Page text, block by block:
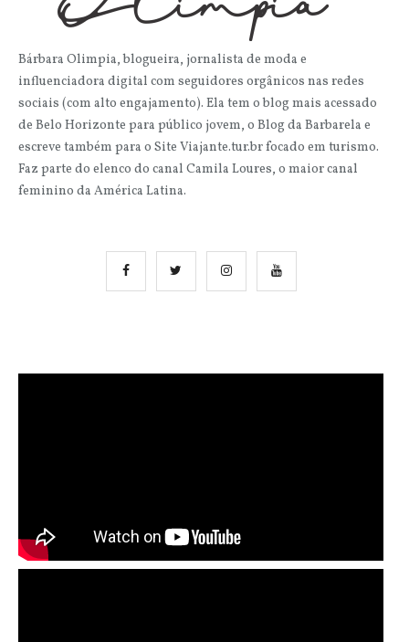
Bárbara Olimpia, blogueira, jornalista de moda e
influenciadora digital com seguidores orgânicos nas redes
sociais (com alto engajamento). Ela tem o blog mais acessado
de Belo Horizonte para público jovem, o Blog da Barbarela e
escreve também para o Site Viajante.tur.br focado em turismo.
Faz parte do elenco do canal Camila Loures, o maior canal
feminino da América Latina.